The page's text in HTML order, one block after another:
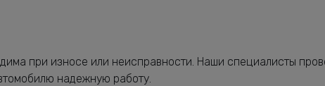
при износе или неисправности. Наши специалисты
надежную работу.